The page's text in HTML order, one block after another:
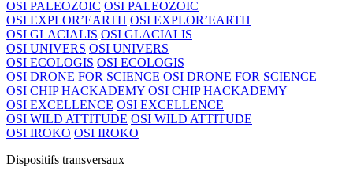
OSI PALEOZOIC OSI PALEOZOIC
OSI EXPLOR’EARTH OSI EXPLOR’EARTH
OSI GLACIALIS OSI GLACIALIS
OSI UNIVERS OSI UNIVERS
OSI ECOLOGIS OSI ECOLOGIS
OSI DRONE FOR SCIENCE OSI DRONE FOR SCIENCE
OSI CHIP HACKADEMY OSI CHIP HACKADEMY
OSI EXCELLENCE OSI EXCELLENCE
OSI WILD ATTITUDE OSI WILD ATTITUDE
OSI IROKO OSI IROKO
Dispositifs transversaux